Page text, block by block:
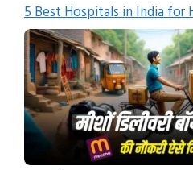
5 Best Hospitals in India for